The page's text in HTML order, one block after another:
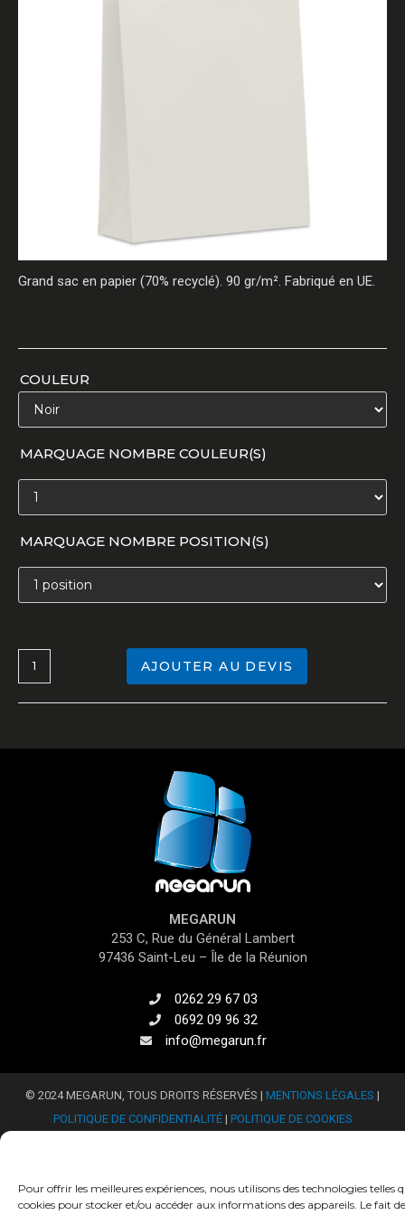
Pour offrir les meilleures expériences, nous utilisons des technologies telles
cookies pour stocker et/ou accéder aux informations des appareils. Le fait de
Grand sac en papier (70% recyclé). 90 gr/m². Fabriqué en UE.
COULEUR
MARQUAGE NOMBRE COULEUR(S)
MARQUAGE NOMBRE POSITION(S)
AJOUTER AU DEVIS
MEGARUN
253 C, Rue du Général Lambert
97436 Saint-Leu – Île de la Réunion
0262 29 67 03
0692 09 96 32
info@megarun.fr
© 2024 MEGARUN, TOUS DROITS RÉSERVÉS | MENTIONS LÉGALES |
POLITIQUE DE CONFIDENTIALITÉ| POLITIQUE DE COOKIES